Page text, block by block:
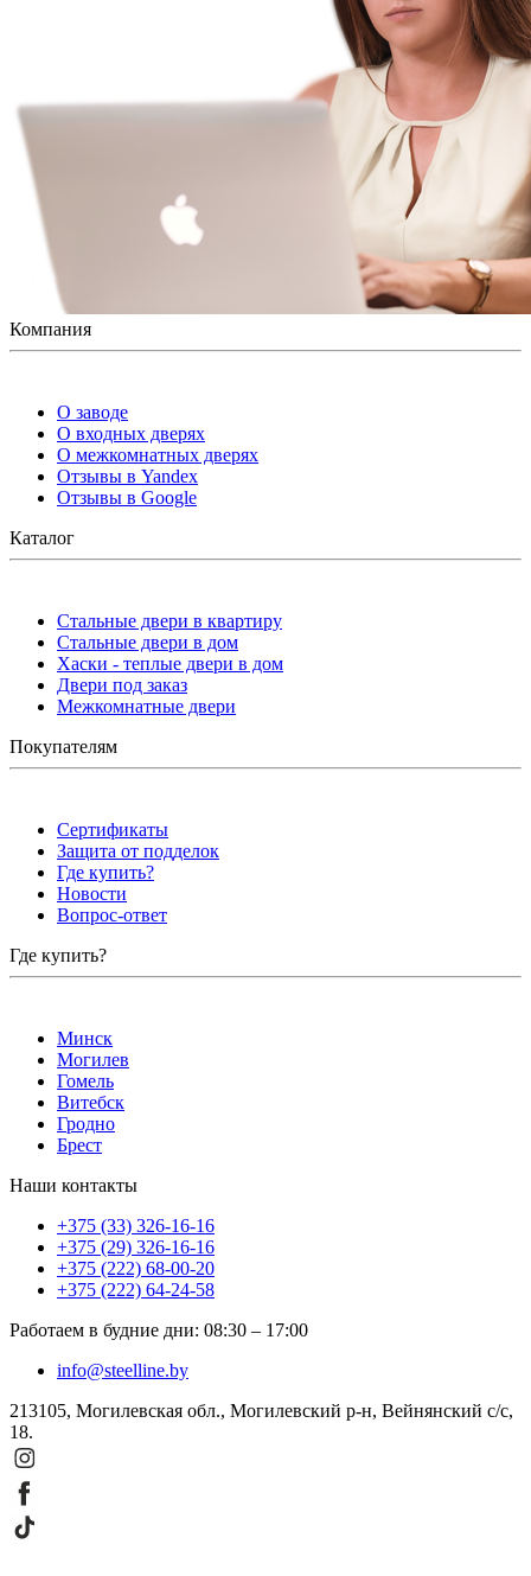
Компания
О заводе
О входных дверях
О межкомнатных дверях
Отзывы в Yandex
Отзывы в Google
Каталог
Стальные двери в квартиру
Стальные двери в дом
Хаски - теплые двери в дом
Двери под заказ
Межкомнатные двери
Покупателям
Сертификаты
Защита от подделок
Где купить?
Новости
Вопрос-ответ
Где купить?
Минск
Могилев
Гомель
Витебск
Гродно
Брест
Наши контакты
+375 (33) 326-16-16
+375 (29) 326-16-16
+375 (222) 68-00-20
+375 (222) 64-24-58
Работаем в будние дни: 08:30 – 17:00
info@steelline.by
213105, Могилевская обл., Могилевский р-н, Вейнянский с/с,
18.